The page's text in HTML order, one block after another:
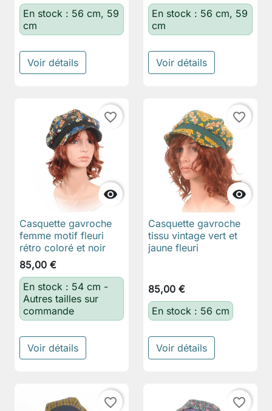
En stock : 56 cm, 59
cm
Voir détails
En stock : 56 cm, 59
cm
Voir détails

favorite_border
Casquette gavroche
femme motif fleuri
rétro coloré et noir
85,00 €
En stock : 54 cm -
Autres tailles sur
commande
Voir détails

favorite_border
Casquette gavroche
tissu vintage vert et
jaune fleuri
85,00 €
En stock : 56 cm
Voir détails
favorite_border favorite_border